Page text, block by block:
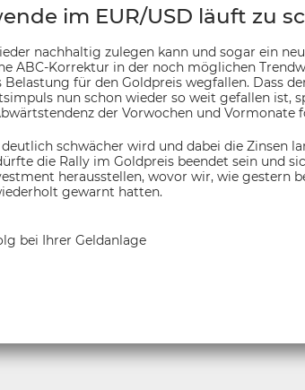
im EUR/USD läuft zu
nachhaltig zulegen kann und sogar ein
ABC-Korrektur in der noch möglichen
für den Goldpreis wegfallen. Dass
nun schon wieder so weit gefallen ist,
der Vorwochen und Vormonate
schwächer wird und dabei die Zinsen
die Rally im Goldpreis beendet sein und
herausstellen, wovor wir, wie gestern
gewarnt hatten.
bei Ihrer Geldanlage